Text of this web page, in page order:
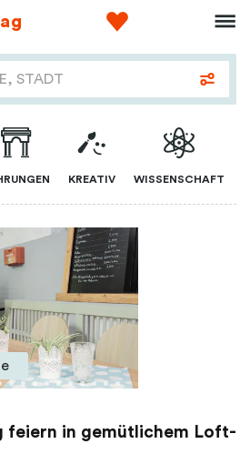
KREATIV WISSENSCHAFT
feiern in gemütlichem Loft-